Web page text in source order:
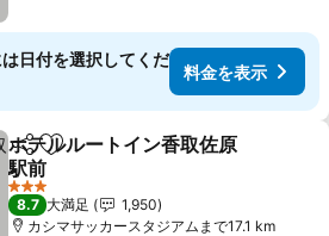
日付を選択してくだ
料金を表示
シェアお気に入りに追加
ホテルルートイン香取佐原
駅前
料金を表示
3 ホテルのランク
8.7 大満足
1,950
カシマサッカースタジアムまで17.1 km